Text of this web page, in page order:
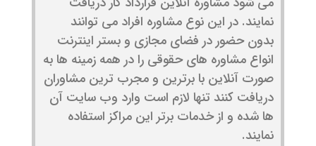
نمایند. در این نوع مشاوره افراد می توانند
بدون حضور در فضای مجازی و بستر اینترنت
انواع مشاوره های حقوقی را در همه زمینه ها به
صورت آنلاین با برترین و مجرب ترین مشاوران
دریافت کنند تنها لازم است وارد وب سایت آن
ها شده و از خدمات برتر این مراکز استفاده
نمایند.